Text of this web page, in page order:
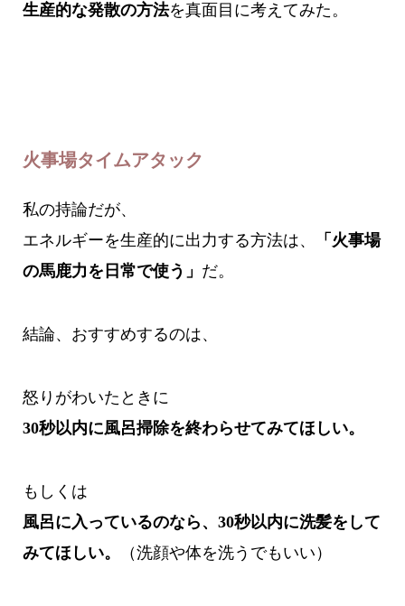
生産的な発散の方法を真面目に考えてみた。
火事場タイムアタック
私の持論だが、
エネルギーを生産的に出力する方法は、
「火事場
の馬鹿力を日常で使う」 だ。
結論、おすすめするのは、
怒りがわいたときに
30秒以内に風呂掃除を終わらせてみてほしい。
もしくは
風呂に入っているのなら、30秒以内に洗髪をして
みてほしい。
（洗顔や体を洗うでもいい）